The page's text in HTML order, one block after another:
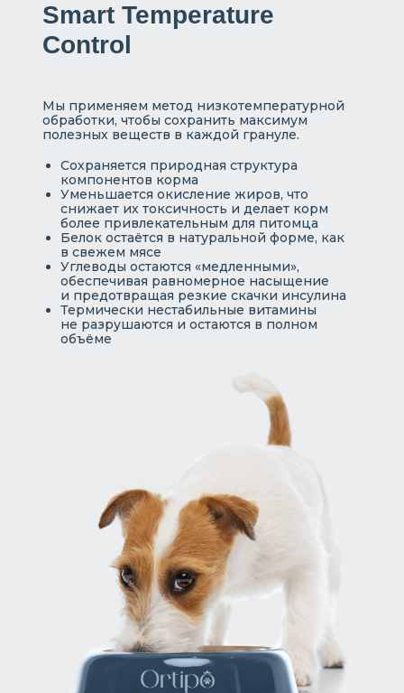
Smart Temperature
Control
Мы применяем метод низкотемпературной
обработки, чтобы сохранить максимум
полезных веществ в каждой грануле.
Сохраняется природная структура
компонентов корма
Уменьшается окисление жиров, что
снижает их токсичность и делает корм
более привлекательным для питомца
Белок остаётся в натуральной форме, как
в свежем мясе
Углеводы остаются «медленными»,
обеспечивая равномерное насыщение
и предотвращая резкие скачки инсулина
Термически нестабильные витамины
не разрушаются и остаются в полном
объёме